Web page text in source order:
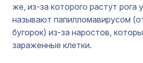
же, из-за которого растут рога
называют папилломавирусом
бугорок) из-за наростов,
зараженные клетки.